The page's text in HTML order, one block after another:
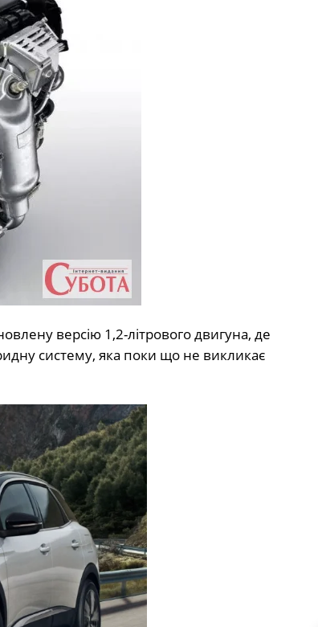
версію 1,2-літрового двигуна, де
систему, яка поки що не викликає